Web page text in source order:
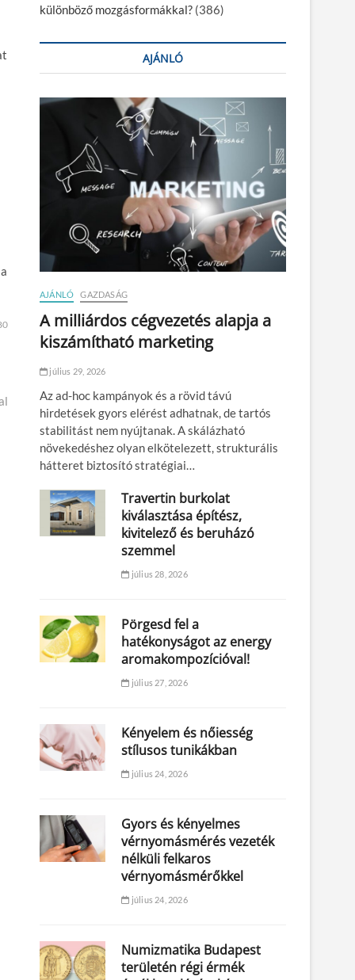
különböző mozgásformákkal? (386)
AJÁNLÓ
AJÁNLÓ GAZDASÁG
A milliárdos cégvezetés alapja a
kiszámítható marketing
július 29, 2026
Az ad-hoc kampányok és a rövid távú
hirdetések gyors elérést adhatnak, de tartós
stabilitást nem nyújtanak. A skálázható
növekedéshez olyan elkötelezett, strukturális
hátteret biztosító stratégiai…
Travertin burkolat
kiválasztása építész,
kivitelező és beruházó
szemmel
július 28, 2026
Pörgesd fel a
hatékonyságot az energy
aromakompozícióval!
július 27, 2026
Kényelem és nőiesség
stílusos tunikákban
július 24, 2026
Gyors és kényelmes
vérnyomásmérés vezeték
nélküli felkaros
vérnyomásmérőkkel
július 24, 2026
Numizmatika Budapest
területén régi érmék